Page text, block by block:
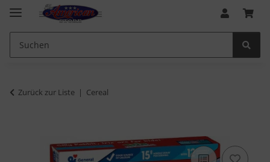
Zurück zur Liste Cereal